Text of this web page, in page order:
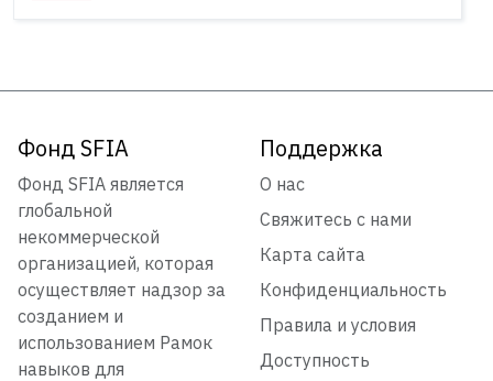
Фонд SFIA
Фонд SFIA является
глобальной
некоммерческой
организацией, которая
осуществляет надзор за
созданием и
использованием Рамок
навыков для
Поддержка
О нас
Свяжитесь с нами
Карта сайта
Конфиденциальность
Правила и условия
Доступность